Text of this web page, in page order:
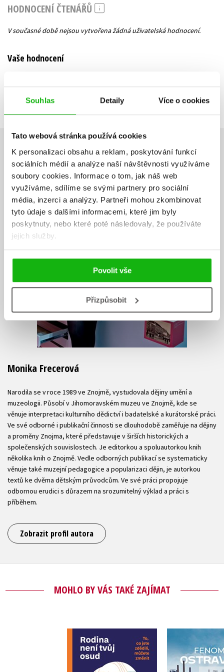
Souhlas Detaily Více o cookies
Tato webová stránka používá cookies
K personalizaci obsahu a reklam, poskytování funkcí
sociálních médií a analýze naší návštěvnosti využíváme
soubory cookies. Informace o tom, jak náš web
využíváme, sdílíme se svými partnery pro sociální
média, inzerci a analýzy. Partneři mohou zkombinovat
tyto údaje s dalšími informacemi, které jim byly
poskytnuty, nebo které poté následovaly, že používáte
jejich služby.
Povolit vše
Přizpůsobit
HODNOCENÍ ČTENÁŘŮ
V současné době nejsou vytvořena žádná uživatelská hodnocení.
Vaše hodnocení
Přihlásit
Monika Frecerová
Narodila se v roce 1989 ve Znojmě, vystudovala dějiny umění a
muzeologii. Působí v Jihomoravském muzeu ve Znojmě, kde se
věnuje interpretaci kulturního dědictví i badatelské a kurátorské práci.
Ve své odborné i publikační činnosti se dlouhodobě zaměřuje na dějiny
a proměny Znojma, které představuje v širších historických a
společenských souvislostech. Je editorkou a spoluautorkou knih
několika knih o Znojmě. Vedle odborných publikací se systematicky
věnuje také muzejní pedagogice a popularizaci dějin, je autorkou
textů ke dvěma dětským průvodcům. Ve své práci propojuje
odbornou erudici s důrazem na srozumitelný výklad a práci s
příběhem.
Zobrazit profil autora
MOHLO BY VÁS TAKÉ ZAJÍMAT
Rodina není tvůj
osud
Fenomén
,
Tomáš Majliš